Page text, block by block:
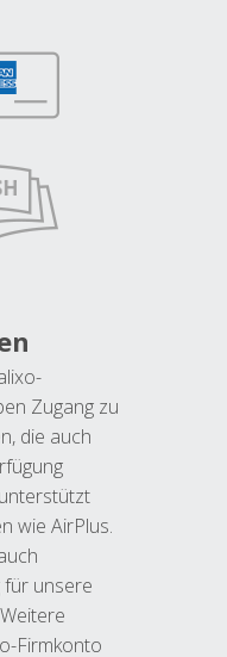
Zugang zu
die auch
wie AirPlus.
für unsere
Firmkonto